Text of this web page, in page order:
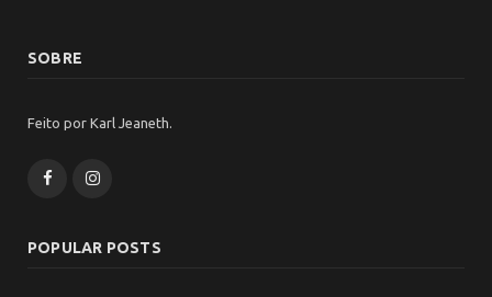
SOBRE
Feito por Karl Jeaneth.
FacebookInstagram
POPULAR POSTS